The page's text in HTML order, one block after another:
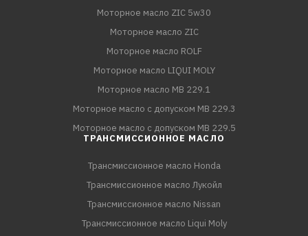
Моторное масло ZIC 5w30
Моторное масло ZIC
Моторное масло ROLF
Моторное масло LIQUI MOLY
Моторное масло MB 229.1
Моторное масло с допуском MB 229.3
Моторное масло с допуском MB 229.5
ТРАНСМИССИОННОЕ МАСЛО
Трансмиссионное масло Honda
Трансмиссионное масло Лукойл
Трансмиссионное масло Nissan
Трансмиссионное масло Liqui Moly